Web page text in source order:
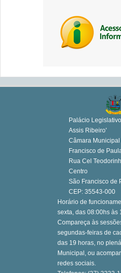
Palácio
Assis Ribeiro'
Câmara
Francisco de
Rua Cel
Centro
São Francisco de
CEP: 35543-000
Horário de
sexta, das 08:00hs às
Compareça às
segundas-feiras de
das 19 horas, no
Municipal, ou
redes sociais.